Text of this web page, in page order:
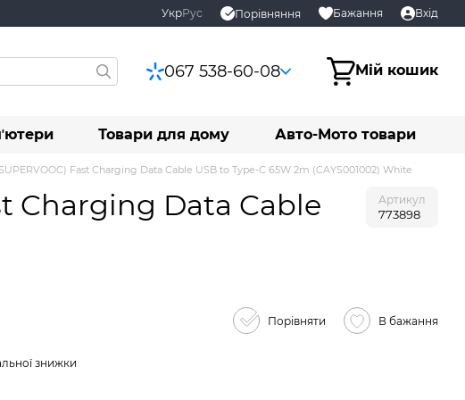
УкрРус Порівняння Бажання Вхід
067 538-60-08 Мій кошик
Товари для дому Авто-Мото товари
Fast Charging Data Cable USB to Type-C 65W 2m (CAYS001002) White
Charging Data Cable
Артикул
773898
Порівняти В бажання
знижки